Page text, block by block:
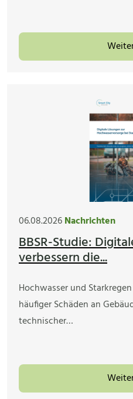
06.08.2026Nachrichten
BBSR-Studie:
verbessern die...
Hochwasser und
häufiger Schäden an
technischer…